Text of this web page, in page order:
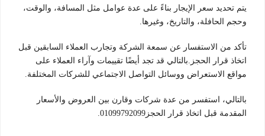
يتم تحديد سعر الإيجار بناءً على عدة عوامل مثل المسافة، والوقت،
وحجم الحافلة، والتاريخ، وغيرها.
تأكد من الاستفسار عن سمعة الشركة وتجارب العملاء السابقين قبل
اتخاذ قرار الحجز.بالتالي قد تجد أيضًا تقييمات وآراء العملاء على
مواقع الاستعراض ووسائل التواصل الاجتماعي للشركات المختلفة.
بالتالي، استفسر من عدة شركات وقارن بين العروض والأسعار
المقدمة قبل اتخاذ قرار الحجز01099792099.